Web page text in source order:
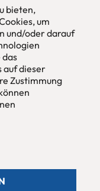
bieten,
um
und/oder darauf
auf dieser
Zustimmung
(AGB)